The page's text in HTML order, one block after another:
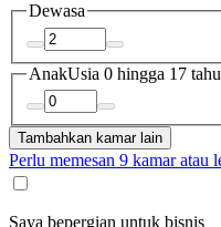
Dewasa
AnakUsia 0 hingga 17
Tambahkan kamar lain
Perlu memesan 9 kamar atau
Saya bepergian untuk bisnis